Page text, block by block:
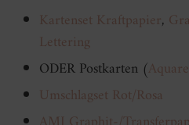
Kartenset Kraftpapier,
Lettering
ODER Postkarten (
Umschlagset Rot/Rosa